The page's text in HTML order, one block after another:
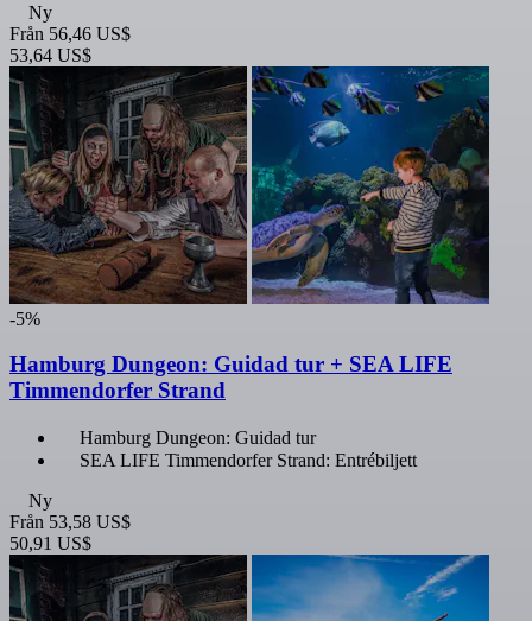
Ny
Från 56,46 US$
53,64 US$
-5%
Hamburg Dungeon: Guidad tur + SEA LIFE
Timmendorfer Strand
Hamburg Dungeon: Guidad tur
SEA LIFE Timmendorfer Strand: Entrébiljett
Ny
Från 53,58 US$
50,91 US$